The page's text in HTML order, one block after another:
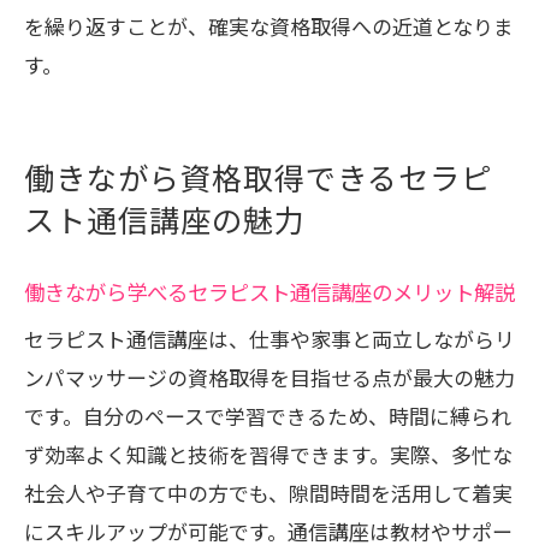
礎知識
いて
リンパマッサージ資格費用と学びやすさのポ
の注意点
リンパマッサージ資格取得で知っておき
たい費用面
費用と学びやすさを両立する通信講座の
選択基準
を繰り返すことが、確実な資格取得への近道となりま
す。
働きながら資格取得できるセラピ
スト通信講座の魅力
働きながら学べるセラピスト通信講座のメリット解説
セラピスト通信講座は、仕事や家事と両立しながらリ
ンパマッサージの資格取得を目指せる点が最大の魅力
です。自分のペースで学習できるため、時間に縛られ
ず効率よく知識と技術を習得できます。実際、多忙な
社会人や子育て中の方でも、隙間時間を活用して着実
にスキルアップが可能です。通信講座は教材やサポー